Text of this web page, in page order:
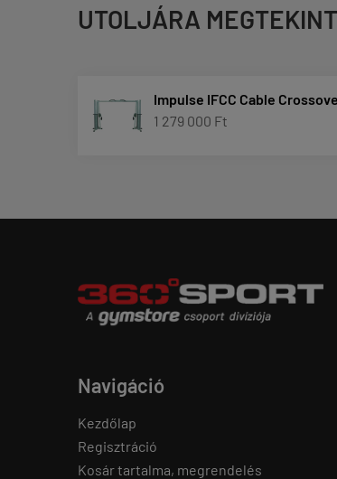
UTOLJÁRA
Impulse IFCC Cable
1 279 000 Ft
Navigáció
Kezdőlap
Regisztráció
Kosár tartalma, megrendelés